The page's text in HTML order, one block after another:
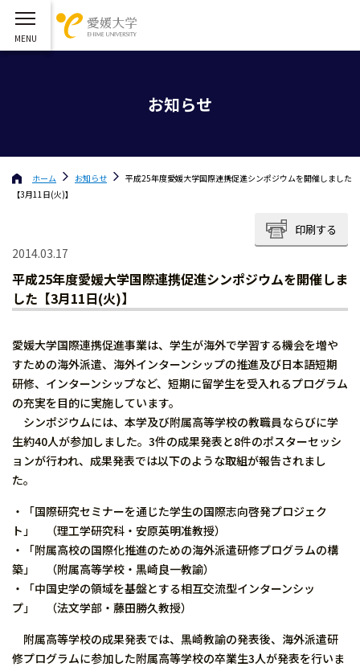
お知らせ
ホーム お知らせ
平成25年度愛媛大学国際連携促進シンポジウムを開催しました
【3月11日(火)】
印刷する
2014.03.17
平成25年度愛媛大学国際連携促進シンポジウムを開催しま
した【3月11日(火)】
愛媛大学国際連携促進事業は、学生が海外で学習する機会を増や
すための海外派遣、海外インターンシップの推進及び日本語短期
研修、インターンシップなど、短期に留学生を受入れるプログラム
の充実を目的に実施しています。
シンポジウムには、本学及び附属高等学校の教職員ならびに学
生約40人が参加しました。3件の成果発表と8件のポスターセッシ
ョンが行われ、成果発表では以下のような取組が報告されまし
た。
・「国際研究セミナーを通じた学生の国際志向啓発プロジェク
ト」 （理工学研究科・安原英明准教授）
・「附属高校の国際化推進のための海外派遣研修プログラムの構
築」 （附属高等学校・黒崎良一教諭）
・「中国史学の領域を基盤とする相互交流型インターンシッ
プ」 （法文学部・藤田勝久教授）
附属高等学校の成果発表では、黒崎教諭の発表後、海外派遣研
修プログラムに参加した附属高等学校の卒業生3人が発表を行いま